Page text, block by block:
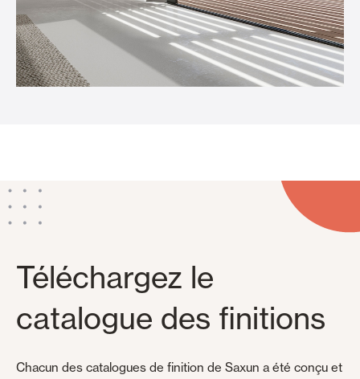
Téléchargez le
catalogue des finitions
Chacun des catalogues de finition de Saxun a été conçu et